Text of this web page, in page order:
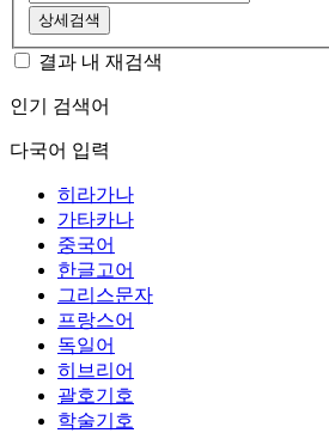
상세검색
결과 내 재검색
인기 검색어
다국어 입력
히라가나
가타카나
중국어
한글고어
그리스문자
프랑스어
독일어
히브리어
괄호기호
학술기호